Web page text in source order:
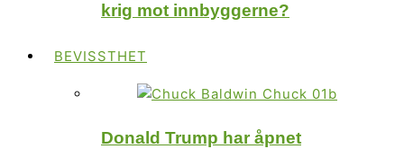
krig mot innbyggerne?
BEVISSTHET
Donald Trump har åpnet